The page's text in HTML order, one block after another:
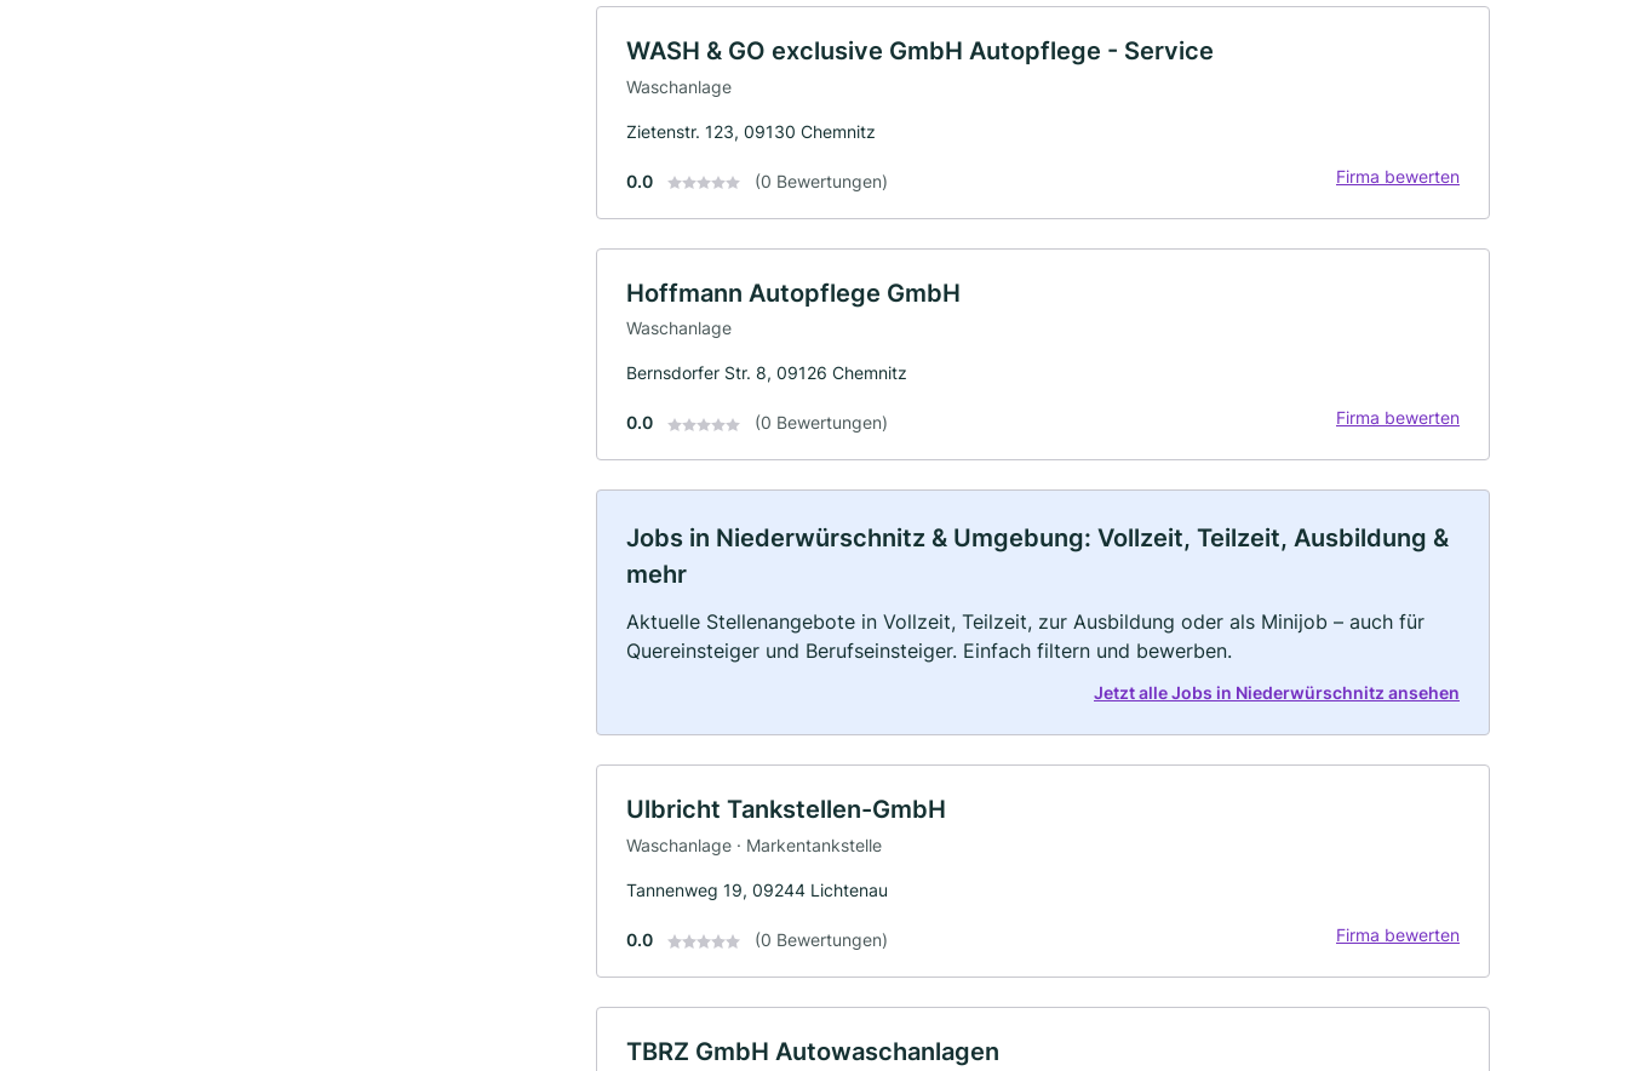
WASH & GO exclusive GmbH Autopflege - Service
Waschanlage
Zietenstr. 123, 09130 Chemnitz
0.0 (0 Bewertungen) Firma bewerten
Hoffmann Autopflege GmbH
Waschanlage
Bernsdorfer Str. 8, 09126 Chemnitz
0.0 (0 Bewertungen) Firma bewerten
Jobs in Niederwürschnitz & Umgebung: Vollzeit, Teilzeit, Ausbildung &
mehr
Aktuelle Stellenangebote in Vollzeit, Teilzeit, zur Ausbildung oder als Minijob – auch für
Quereinsteiger und Berufseinsteiger. Einfach filtern und bewerben.
Jetzt alle Jobs in Niederwürschnitz ansehen
Ulbricht Tankstellen-GmbH
Waschanlage · Markentankstelle
Tannenweg 19, 09244 Lichtenau
0.0 (0 Bewertungen) Firma bewerten
TBRZ GmbH Autowaschanlagen